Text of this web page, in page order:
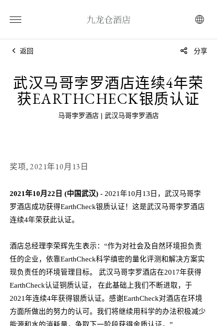
返回 分享
武汉马哥孛罗酒店连续4年荣
获EARTHCHECK银质认证
马哥孛罗酒店 | 武汉马哥孛罗酒店
奖项,2021年10月13日
2021年10月22 日 (中国武汉) - 2021年10月 13 日， 武汉马哥孛
罗酒店成功获得EarthCheck银质认证！ 这是武汉马哥孛罗酒店
连续4年荣获此认证。
酒店总经理李荣辉先生表示： “作为对社会及自然环境担负责
任的企业，依靠EarthCheck科学缜密的量化评测和解决方案实
现负责任的环境管理目标。 武汉马哥孛罗酒店在2017年获得
EarthCheck认证铜质认证， 在此基础上我们不断进取，于
2021年连续4年获得银质认证。感谢EarthCheck对酒店在环境
方面所做出的努力的认可。我们将继续用科学的办法积极减少